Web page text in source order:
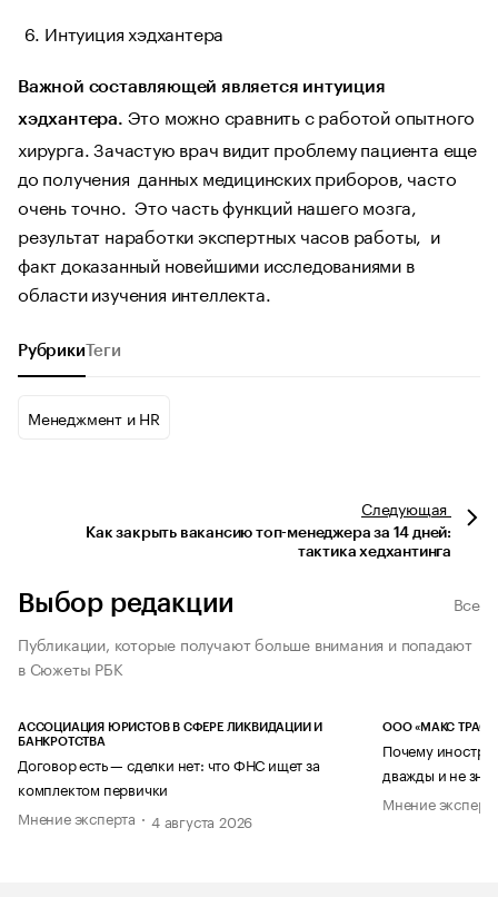
Интуиция хэдхантера
Важной составляющей является интуиция
хэдхантера. Это можно сравнить с работой опытного
хирурга. Зачастую врач видит проблему пациента еще
до получения данных медицинских приборов, часто
очень точно. Это часть функций нашего мозга,
результат наработки экспертных часов работы, и
факт доказанный новейшими исследованиями в
области изучения интеллекта.
Рубрики Теги
Менеджмент и HR
Следующая
Как закрыть вакансию топ-менеджера за 14 дней:
тактика хедхантинга
Выбор редакции
Все
Публикации, которые получают больше внимания и попадают
в Сюжеты РБК
АССОЦИАЦИЯ ЮРИСТОВ В СФЕРЕ ЛИКВИДАЦИИ И
БАНКРОТСТВА
Договор есть — сделки нет: что ФНС ищет за
комплектом первички
Мнение эксперта
4 августа 2026
ООО «МАКС ТРАСТ»
Почему
дважды и не
Мнение